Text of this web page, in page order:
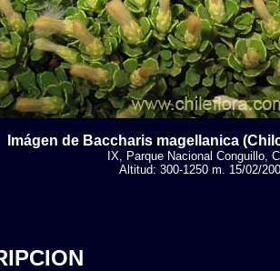
Imágen de Baccharis magellanica
IX, Parque Nacional Conguillo,
Altitud: 300-1250 m. 15/02/